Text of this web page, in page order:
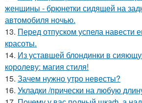
женщины - брюнетки сидящей на
автомобиля ночью.
13. Перед отпуском успела навести
красоты.
14. Из уставшей блондинки в
королеву: магия стиля!
15. Зачем нужно утро невесты?
16. Укладки /прически на любую